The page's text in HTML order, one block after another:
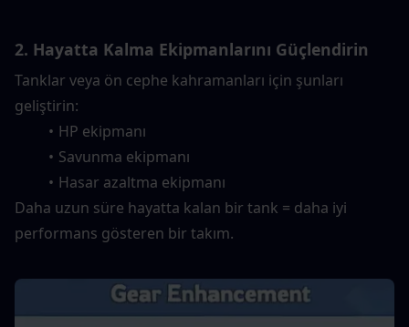
2. Hayatta Kalma Ekipmanlarını Güçlendirin
Tanklar veya ön cephe kahramanları için şunları
geliştirin:
HP ekipmanı
Savunma ekipmanı
Hasar azaltma ekipmanı
Daha uzun süre hayatta kalan bir tank = daha iyi
performans gösteren bir takım.